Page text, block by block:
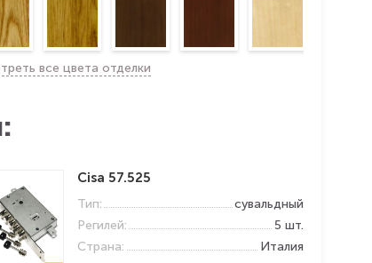
все цвета отделки
Cisa 57.525
Тип:
сувальдный
Регилей:
5 шт.
Страна:
Италия